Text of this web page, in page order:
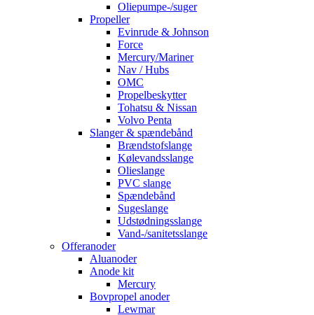
Oliepumpe-/suger
Propeller
Evinrude & Johnson
Force
Mercury/Mariner
Nav / Hubs
OMC
Propelbeskytter
Tohatsu & Nissan
Volvo Penta
Slanger & spændebånd
Brændstofslange
Kølevandsslange
Olieslange
PVC slange
Spændebånd
Sugeslange
Udstødningsslange
Vand-/sanitetsslange
Offeranoder
Aluanoder
Anode kit
Mercury
Bovpropel anoder
Lewmar